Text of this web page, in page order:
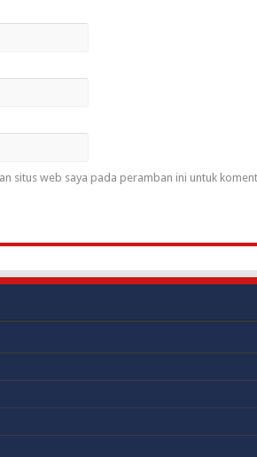
situs web saya pada peramban ini untuk